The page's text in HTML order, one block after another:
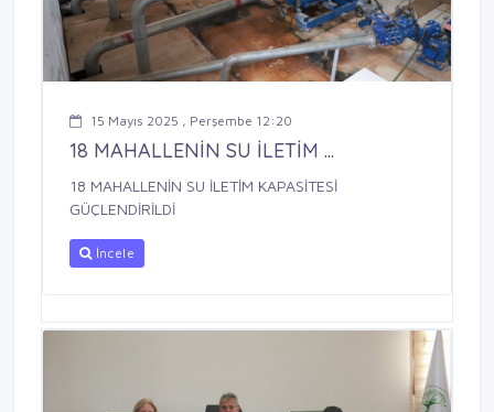
15 Mayıs 2025 , Perşembe 12:20
18 MAHALLENİN SU İLETİM ...
18 MAHALLENİN SU İLETİM KAPASİTESİ
GÜÇLENDİRİLDİ
İncele